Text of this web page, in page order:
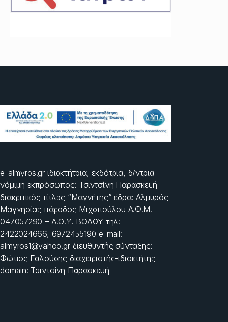
e-almyros.gr ιδιοκτήτρια, εκδότρια, δ/ντρια
νόμιμη εκπρόσωπος: Τσιντσίνη Παρασκευή
διακριτικός τίτλος “Μαγνήτης” έδρα: Αλμυρός
Μαγνησίας πάροδος Μιχοπούλου Α.Φ.Μ.
047057290 – Δ.Ο.Υ. ΒΟΛΟΥ τηλ:
2422024666, 6972455190 e-mail:
almyros1@yahoo.gr διευθυντής σύνταξης:
Φώτιος Γαλούσης διαχειριστής-ιδιοκτήτης
domain: Τσιντσίνη Παρασκευή